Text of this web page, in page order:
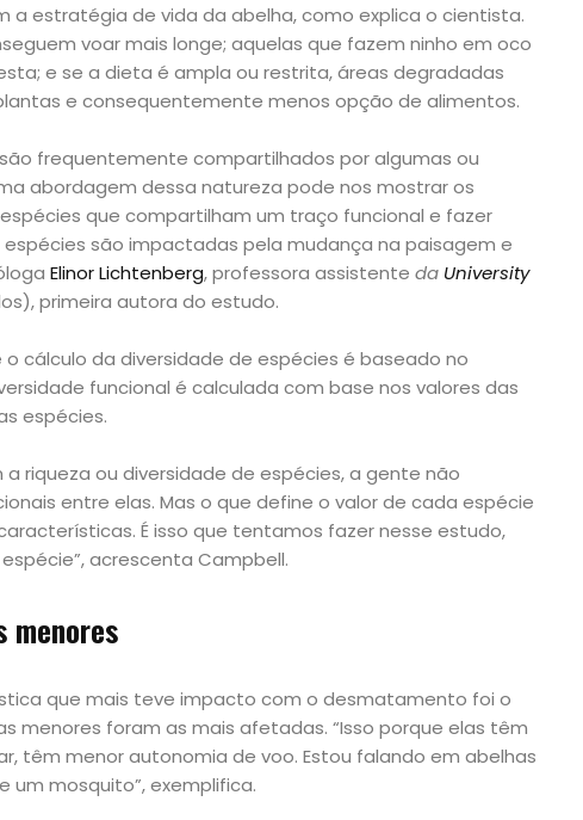
a estratégia de vida da abelha, como explica o cientista.
voar mais longe; aquelas que fazem ninho em oco
e se a dieta é ampla ou restrita, áreas degradadas
e consequentemente menos opção de alimentos.
frequentemente compartilhados por algumas ou
abordagem dessa natureza pode nos mostrar os
que compartilham um traço funcional e fazer
são impactadas pela mudança na paisagem e
Elinor Lichtenberg, professora assistente da University
primeira autora do estudo.
cálculo da diversidade de espécies é baseado no
funcional é calculada com base nos valores das
espécies.
riqueza ou diversidade de espécies, a gente não
entre elas. Mas o que define o valor de cada espécie
É isso que tentamos fazer nesse estudo,
acrescenta Campbell.
menores
que mais teve impacto com o desmatamento foi o
menores foram as mais afetadas. “Isso porque elas têm
têm menor autonomia de voo. Estou falando em abelhas
um mosquito”, exemplifica.